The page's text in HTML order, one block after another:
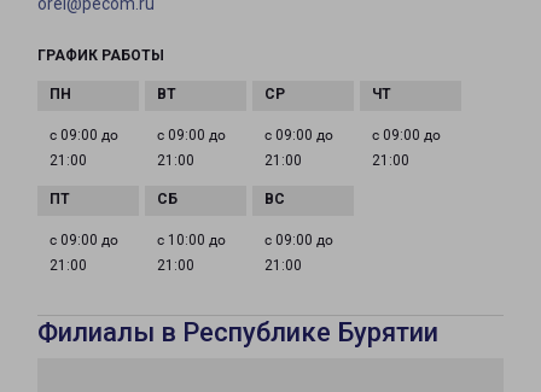
orel@pecom.ru
ГРАФИК РАБОТЫ
с 09:00 до
21:00
с 09:00 до
21:00
с 09:00 до
21:00
с 09:00 до
21:00
с 09:00 до
21:00
с 10:00 до
21:00
с 09:00 до
21:00
Филиалы в Республике Бурятии